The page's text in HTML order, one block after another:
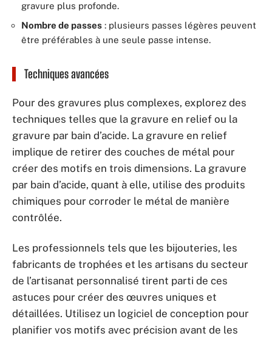
gravure plus profonde.
Nombre de passes : plusieurs passes légères peuvent
être préférables à une seule passe intense.
Techniques avancées
Pour des gravures plus complexes, explorez des
techniques telles que la gravure en relief ou la
gravure par bain d’acide. La gravure en relief
implique de retirer des couches de métal pour
créer des motifs en trois dimensions. La gravure
par bain d’acide, quant à elle, utilise des produits
chimiques pour corroder le métal de manière
contrôlée.
Les professionnels tels que les bijouteries, les
fabricants de trophées et les artisans du secteur
de l’artisanat personnalisé tirent parti de ces
astuces pour créer des œuvres uniques et
détaillées. Utilisez un logiciel de conception pour
planifier vos motifs avec précision avant de les